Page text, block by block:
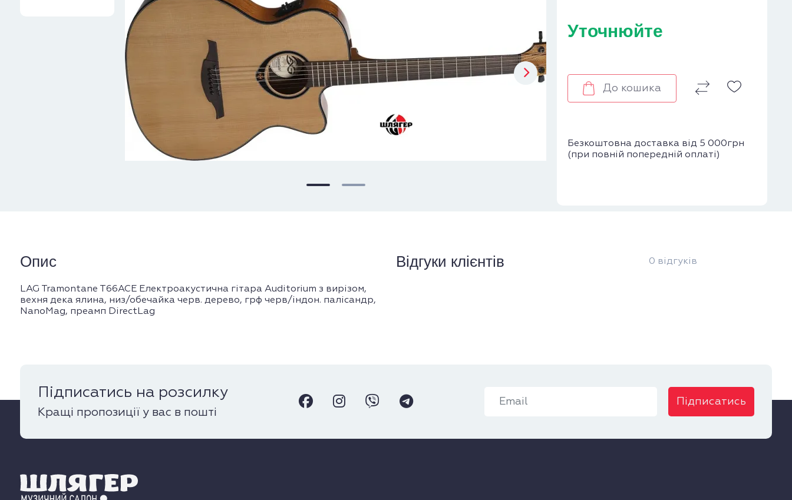
Уточнюйте
До кошика
Безкоштовна доставка від 5 000грн
(при повній попередній оплаті)
Опис
LAG Tramontane T66ACE Електроакустична гітара Auditorium з вирізом,
вехня дека ялина, низ/обечайка черв. дерево, грф черв/індон. палісандр,
NanoMag, преамп DirectLag
Відгуки клієнтів 0 відгуків
Підписатись на розсилку
Кращі пропозиції у вас в пошті
Підписатись